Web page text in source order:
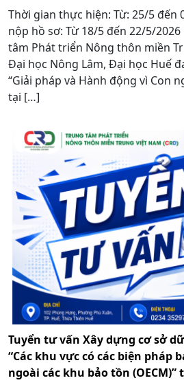
Thời gian thực hiện: Từ: 25/5 đến
nộp hồ sơ: Từ 18/5 đến 22/5/
tâm Phát triển Nông thôn miền
Đại học Nông Lâm, Đại học Huế
“Giải pháp và Hành động vì Con
tại […]
Tuyển tư vấn Xây dựng cơ sở
“Các khu vực có các biện pháp
ngoài các khu bảo tồn